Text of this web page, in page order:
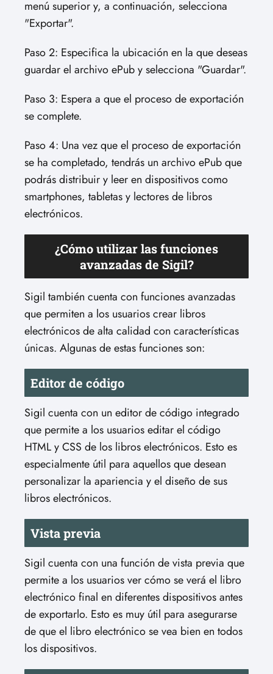
menú superior y, a continuación, selecciona
"Exportar".
Paso 2: Especifica la ubicación en la que deseas
guardar el archivo ePub y selecciona "Guardar".
Paso 3: Espera a que el proceso de exportación
se complete.
Paso 4: Una vez que el proceso de exportación
se ha completado, tendrás un archivo ePub que
podrás distribuir y leer en dispositivos como
smartphones, tabletas y lectores de libros
electrónicos.
¿Cómo utilizar las funciones
avanzadas de Sigil?
Sigil también cuenta con funciones avanzadas
que permiten a los usuarios crear libros
electrónicos de alta calidad con características
únicas. Algunas de estas funciones son:
Editor de código
Sigil cuenta con un editor de código integrado
que permite a los usuarios editar el código
HTML y CSS de los libros electrónicos. Esto es
especialmente útil para aquellos que desean
personalizar la apariencia y el diseño de sus
libros electrónicos.
Vista previa
Sigil cuenta con una función de vista previa que
permite a los usuarios ver cómo se verá el libro
electrónico final en diferentes dispositivos antes
de exportarlo. Esto es muy útil para asegurarse
de que el libro electrónico se vea bien en todos
los dispositivos.